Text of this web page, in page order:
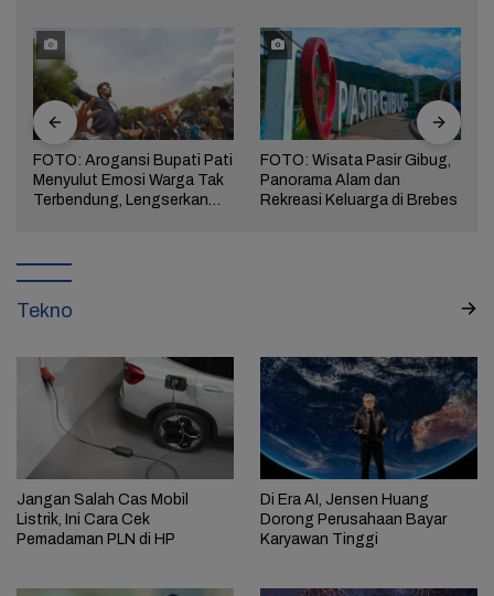
FOTO: Arogansi Bupati Pati
Menyulut Emosi Warga Tak
Terbendung, Lengserkan
FOTO: Wisata Pasir Gibug,
Panorama Alam dan
Rekreasi Keluarga di Brebes
Tekno
Jangan Salah Cas Mobil
Listrik, Ini Cara Cek
Pemadaman PLN di HP
Di Era AI, Jensen Huang
Dorong Perusahaan Bayar
Karyawan Tinggi